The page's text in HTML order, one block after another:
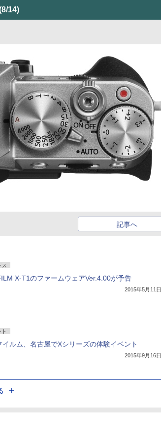
14)
記事へ
ス
X-T1のファームウェアVer.4.00が予告
2015年5月11日
イルム、名古屋でXシリーズの体験イベント
2015年9月16日